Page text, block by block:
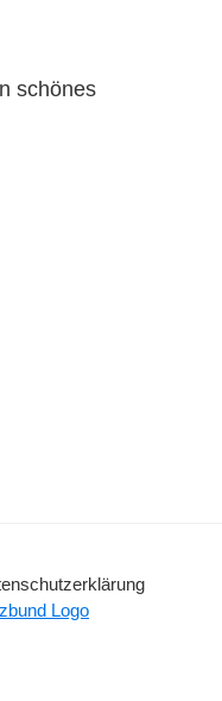
schönes